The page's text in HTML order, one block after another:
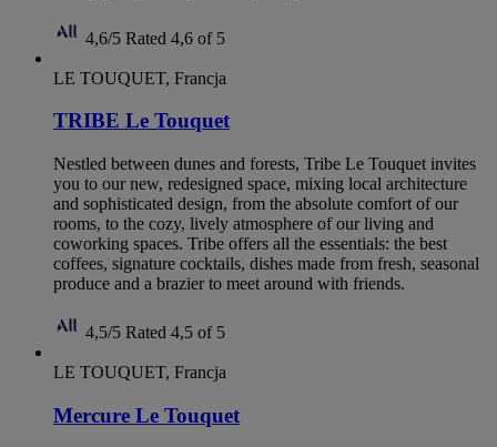
4,6/5 Rated 4,6 of 5
LE TOUQUET, Francja
TRIBE Le Touquet
Nestled between dunes and forests, Tribe Le Touquet invites
you to our new, redesigned space, mixing local architecture
and sophisticated design, from the absolute comfort of our
rooms, to the cozy, lively atmosphere of our living and
coworking spaces. Tribe offers all the essentials: the best
coffees, signature cocktails, dishes made from fresh, seasonal
produce and a brazier to meet around with friends.
4,5/5 Rated 4,5 of 5
LE TOUQUET, Francja
Mercure Le Touquet